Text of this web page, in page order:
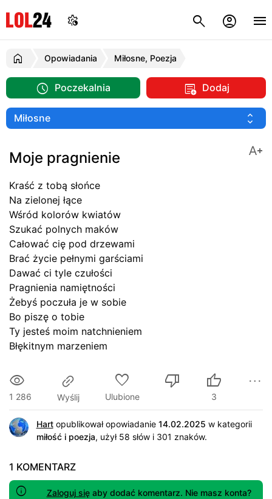
Opowiadania Miłosne, Poezja
Poczekalnia Dodaj
Moje pragnienie
Kraść z tobą słońce
Na zielonej łące
Wśród kolorów kwiatów
Szukać polnych maków
Całować cię pod drzewami
Brać życie pełnymi garściami
Dawać ci tyle czułości
Pragnienia namiętności
Żebyś poczuła je w sobie
Bo piszę o tobie
Ty jesteś moim natchnieniem
Błękitnym marzeniem
1 286 Wyślij Ulubione 3
Hartopublikował opowiadanie 14.02.2025 w kategorii
miłość i poezja, użył 58 słów i 301 znaków.
1 KOMENTARZ
Zaloguj sięaby dodać komentarz. Nie masz konta?